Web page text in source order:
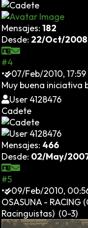
Mensajes: 182
Desde: 22/Oct/2008
#4
•
07/Feb/2010, 17:59
Muy buena iniciativa
User 4128476
Cadete
Mensajes: 466
Desde: 02/May/
#5
•
09/Feb/2010,
OSASUNA -
Racinguistas) (0-3)